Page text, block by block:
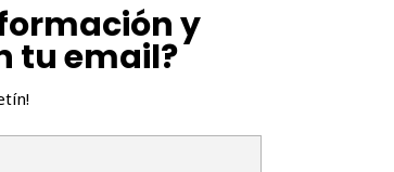
y
tu email?